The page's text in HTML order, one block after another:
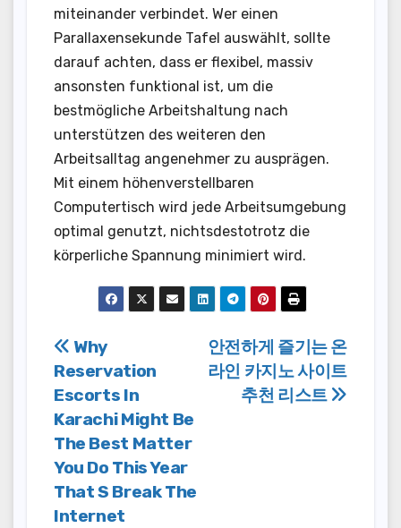
miteinander verbindet. Wer einen
Parallaxensekunde Tafel auswählt, sollte
darauf achten, dass er flexibel, massiv
ansonsten funktional ist, um die
bestmögliche Arbeitshaltung nach
unterstützen des weiteren den
Arbeitsalltag angenehmer zu ausprägen.
Mit einem höhenverstellbaren
Computertisch wird jede Arbeitsumgebung
optimal genutzt, nichtsdestotrotz die
körperliche Spannung minimiert wird.
Post
navigation
안전하게 즐기는 온
라인 카지노 사이트
추천 리스트
Why
Reservation
Escorts In
Karachi Might Be
The Best Matter
You Do This Year
That S Break The
Internet